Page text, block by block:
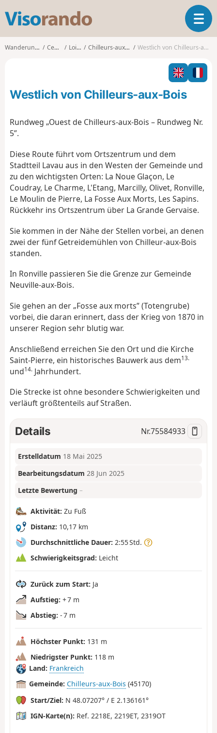
s
o
o
T
o
l
n
g
o
Wanderungen Centre Loiret Chilleurs-aux-Bois Westlich von Chilleurs-aux-Bois
Westlich von Chilleurs-aux-Bois
Rundweg „Ouest de Chilleurs-aux-Bois – Rundweg Nr.
5”.
Diese Route führt vom Ortszentrum und dem
Stadtteil Lavau aus in den Westen der Gemeinde und
zu den wichtigsten Orten: La Noue Glaçon, Le
Coudray, Le Charme, L'Etang, Marcilly, Olivet, Ronville,
Le Moulin de Pierre, La Fosse Aux Morts, Les Sapins.
Rückkehr ins Ortszentrum über La Grande Gervaise.
Sie kommen in der Nähe der Stellen vorbei, an denen
zwei der fünf Getreidemühlen von Chilleur-aux-Bois
standen.
In Ronville passieren Sie die Grenze zur Gemeinde
Neuville-aux-Bois.
Sie gehen an der „Fosse aux morts” (Totengrube)
vorbei, die daran erinnert, dass der Krieg von 1870 in
unserer Region sehr blutig war.
Anschließend erreichen Sie den Ort und die Kirche
Saint-Pierre, ein historisches Bauwerk aus dem13.
und14. Jahrhundert.
Die Strecke ist ohne besondere Schwierigkeiten und
verläuft größtenteils auf Straßen.
Details Nr.75584933
Erstelldatum 18 Mai 2025
Bearbeitungsdatum 28 Jun 2025
Letzte Bewertung –
Aktivität: Zu Fuß
Distanz: 10,17 km
Durchschnittliche Dauer: 2:55 Std.
Schwierigkeitsgrad: Leicht
Zurück zum Start: Ja
Aufstieg: + 7 m
Abstieg: - 7 m
Höchster Punkt: 131 m
Niedrigster Punkt: 118 m
Land: Frankreich
Gemeinde: Chilleurs-aux-Bois (45170)
Start/Ziel: N 48.07207° / E 2.136161°
IGN-Karte(n): Ref. 2218E, 2219ET, 2319OT